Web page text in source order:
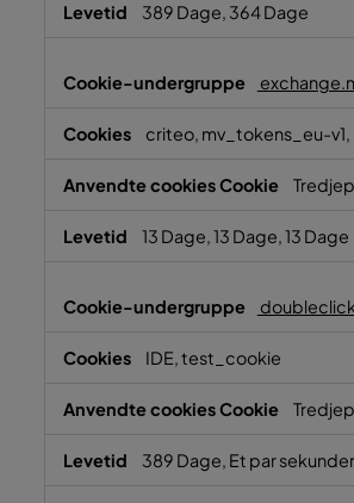
389 Dage, 364 Dage
criteo, mv_tokens_eu-
13 Dage, 13 Dage, 13 Dage
IDE, test_cookie
389 Dage, Et par sekunder